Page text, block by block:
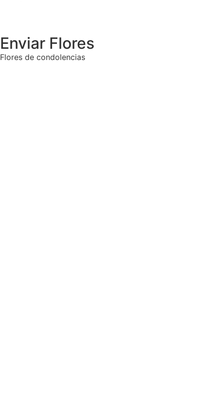
Enviar Flores
Flores de condolencias